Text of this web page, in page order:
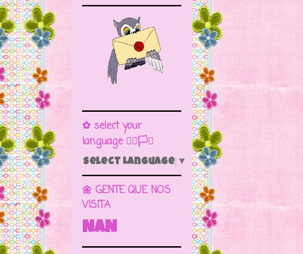
✿ select your
language 🏳️‍🌈🏳️🏁
Select Language ▼
🌼 GENTE QUE NOS
VISITA
NaN